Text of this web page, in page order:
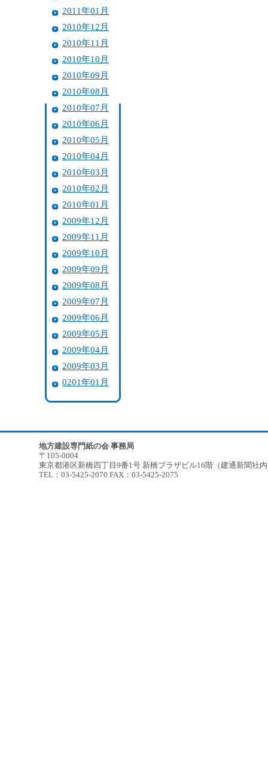
2011年01月
2010年12月
2010年11月
2010年10月
2010年09月
2010年08月
2010年07月
2010年06月
2010年05月
2010年04月
2010年03月
2010年02月
2010年01月
2009年12月
2009年11月
2009年10月
2009年09月
2009年08月
2009年07月
2009年06月
2009年05月
2009年04月
2009年03月
0201年01月
地方建設専門紙の会 事務局
〒105-0004
東京都港区新橋四丁目9番1号 新橋プラザビル16階（建通新聞社
TEL：03-5425-2070 FAX：03-5425-2075